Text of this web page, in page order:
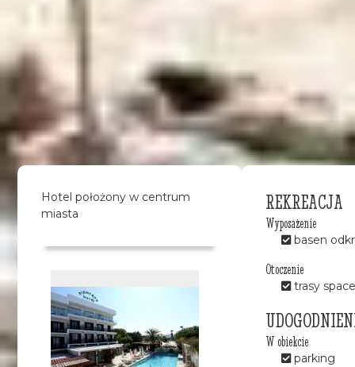
Hotel położony w centrum
miasta
REKREACJA
Wyposażenie
basen
Otoczenie
trasy
W obiekcie
parking